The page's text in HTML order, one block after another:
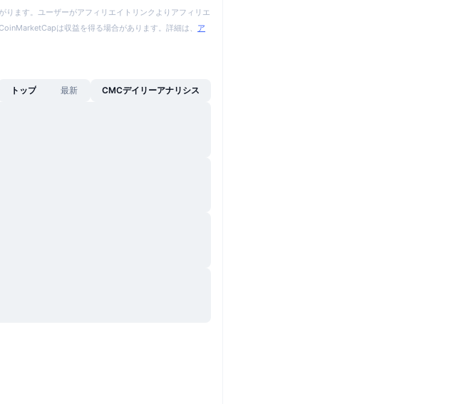
ます。ユーザーがアフィリエイトリンクよりアフィリエ
は収益を得る場合があります。詳細は、 ア
トップ 最新 CMCデイリーアナリシス